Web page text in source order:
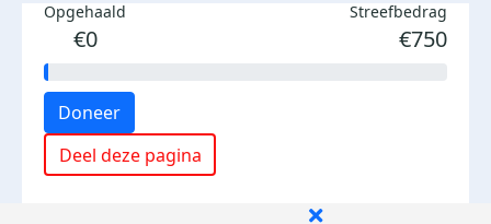
Opgehaald
€0
Streefbedrag
€750
Doneer
Deel deze pagina